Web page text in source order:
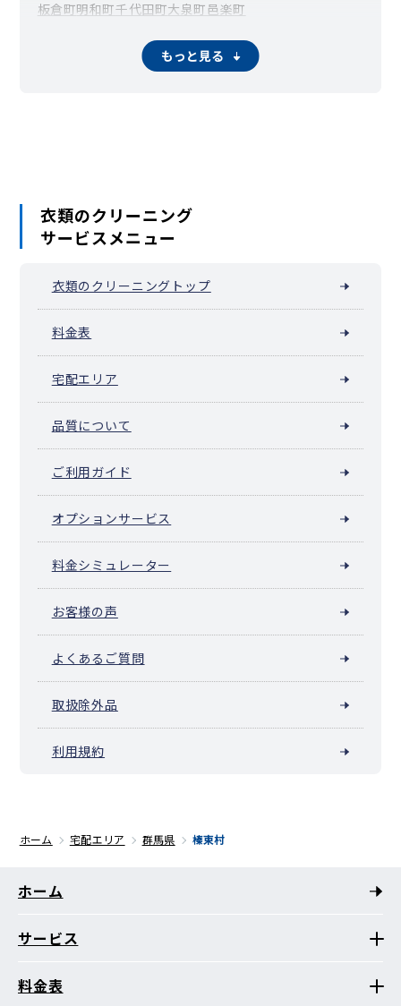
板倉町明和町千代田町大泉町 邑楽町
もっと見る
衣類のクリーニング
サービスメニュー
衣類のクリーニングトップ
料金表
宅配エリア
品質について
ご利用ガイド
オプションサービス
料金シミュレーター
お客様の声
よくあるご質問
取扱除外品
利用規約
ホーム 宅配エリア 群馬県 榛東村
ホーム
サービス
料金表